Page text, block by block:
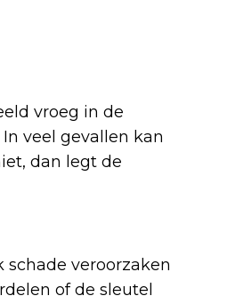
vroeg in de
veel gevallen kan
dan legt de
veroorzaken
of de sleutel